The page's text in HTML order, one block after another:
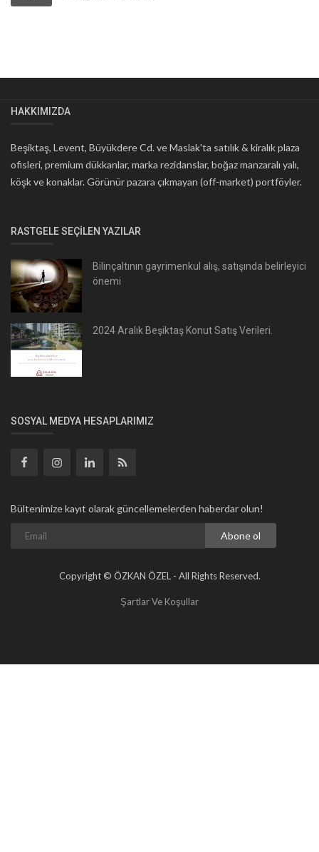
HAKKIMIZDA
Beşiktaş, Levent, Büyükdere Cd. ve Maslak'ta satılık & kiralık plaza
ofisleri, premium dükkanlar, marka rezidanslar, boğaz manzaralı yalı,
köşk ve konaklar. Görünür pazara çıkmayan (off-market) portföyler.
RASTGELE SEÇILEN YAZILAR
Bilinçaltının gayrimenkul alış, satışında belirleyici
önemi
2024 Aralık Beşiktaş Konut Satış Verileri.
SOSYAL MEDYA HESAPLARIMIZ
Bültenimize kayıt olarak güncellemelerden haberdar olun!
Abone ol
Copyright © ÖZKAN ÖZEL - All Rights Reserved.
Şartlar Ve Koşullar